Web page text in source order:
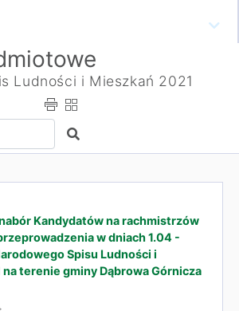
Ludności i Mieszkań 2021
Szukaj
Kandydatów na rachmistrzów
w dniach 1.04 -
Spisu Ludności i
na terenie gminy Dąbrowa Górnicza